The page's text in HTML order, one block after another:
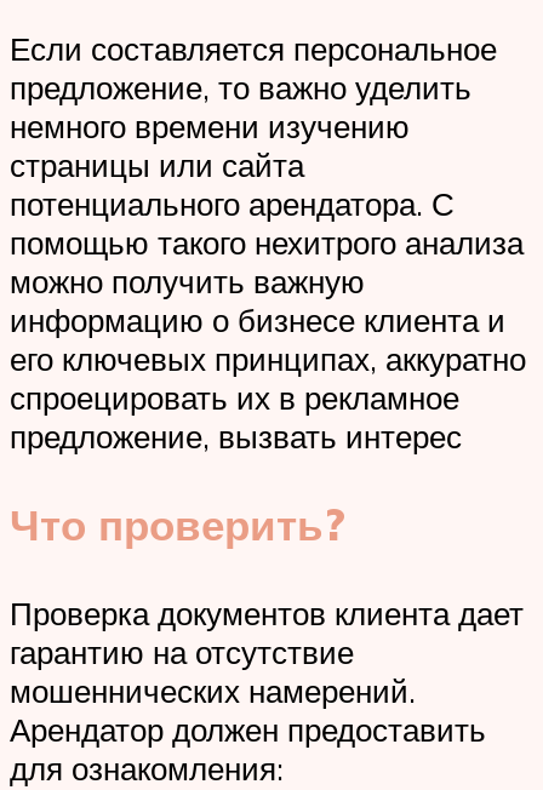
Если составляется персональное
предложение, то важно уделить
немного времени изучению
страницы или сайта
потенциального арендатора. С
помощью такого нехитрого анализа
можно получить важную
информацию о бизнесе клиента и
его ключевых принципах, аккуратно
спроецировать их в рекламное
предложение, вызвать интерес
Что проверить?
Проверка документов клиента дает
гарантию на отсутствие
мошеннических намерений.
Арендатор должен предоставить
для ознакомления: